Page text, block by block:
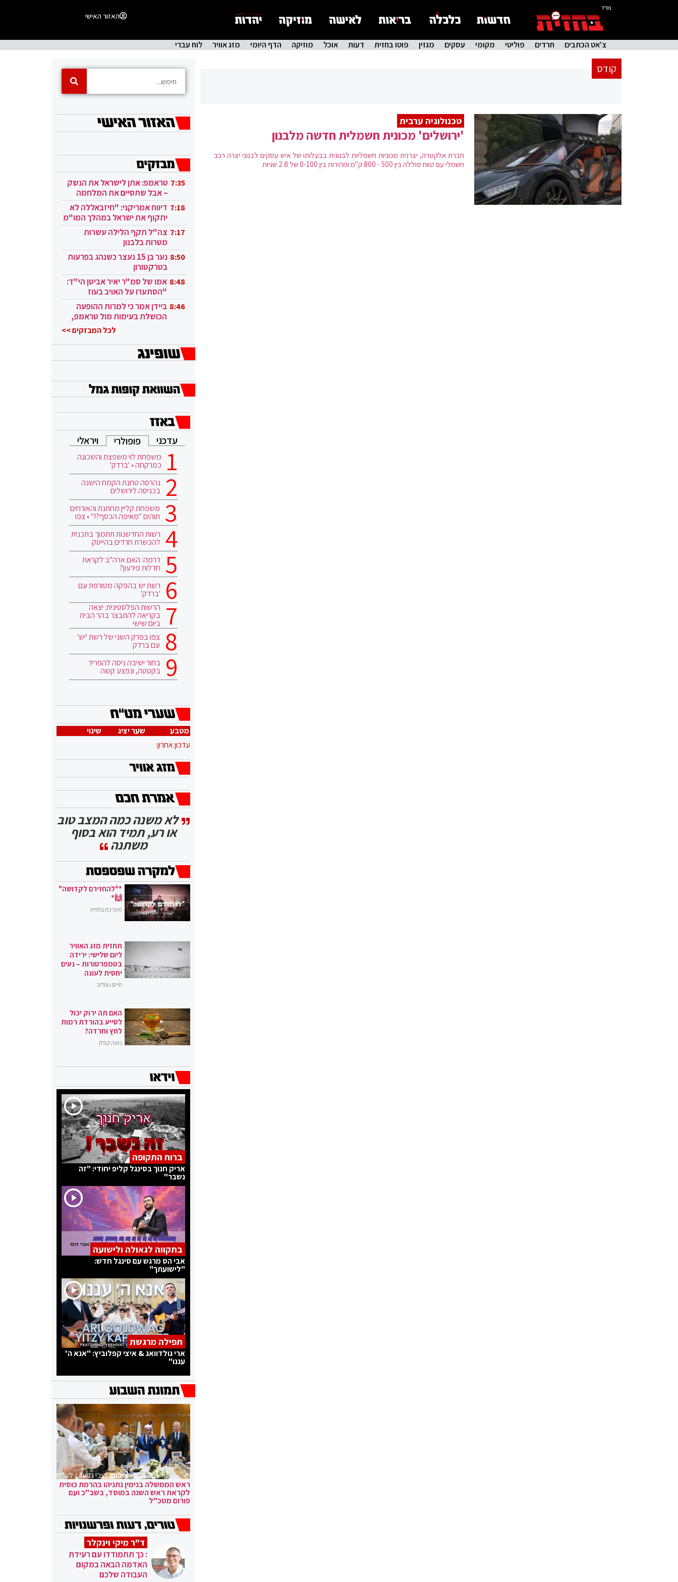
בס"ד
האזור האישי
צ'אט הכתבים חרדים פוליטי מקומי עסקים מגזין פוטו בחזית דעות אוכל מוזיקה הדף היומי מזג אוויר לוח עברי
קודס
טכנולוגיה ערבית
'ירושלים' מכונית חשמלית חדשה מלבנון
חברת אלקטרה, יצרנית מכוניות חשמליות לבנונית בבעלותו של איש עסקים לבנוני יצרה רכב
חשמלי עם טווח סוללה בין 500 - 800 ק"מ ומהירות בין 0-100 של 2.8 שניות
7:35 טראמפ: אתן לישראל את הנשק
– אבל שתסיים את המלחמה
בעזה 7:18 דיווח אמריקני: "חיזבאללה לא
יתקוף את ישראל במהלך המו"מ
בקטאר" 7:17 צה"ל תקף הלילה עשרות
מטרות בלבנון
8:50
נער בן 15 נעצר כשנהג בפרעות
בטרקטורון
8:48 אמו של סמ"ר יאיר אביטן הי"ד:
"הסתערו על האויב בעוז
ובגבורה" 8:46 ביידן אמר כי למרות ההופעה
הכושלת בעימות מול טראמפ,
לכל המבזקים >>
עדכני פופולרי ויראלי
משפחת לוי משפצת והשכונה
כמרקחה • 'ברדק'
נהרסה טחנת הקמח הישנה
בכניסה לירושלים
משפחת קליין מחתנת והאורחים
תוהים "מאיפה הכסף?!" • צפו
רשות החדשנות תתמוך בתכנית
להכשרת חרדים בהייטק
דרמה: האם ארה"ב לקראת
חדלות פירעון?
רשת יש בהפקה מטורפת עם
'ברדק'
הרשות הפלסטינית: יצאה
בקריאה להתבצר בהר הבית
ביום שישי
צפו בפרק השני של רשת 'יש'
עם ברדק
בחור ישיבה ניסה להפריד
בקטטה, ונפצע קשה
מטבע שער יציג
שינוי
עדכון אחרון:
לא משנה כמה המצב טוב
או רע, תמיד הוא בסוף
משתנה
*"להחזירם לקדושה"
🙌*
מערכת בחזית
תחזית מזג האוויר
ליום שלישי: ירידה
בטמפרטורות – נעים
יחסית לעונה
חיים גוטליב
האם תה ירוק יכול
לסייע בהורדת רמות
לחץ וחרדה?
נועה קפלן
ברוח התקופה
אריק חנוך בסינגל קליפ יחודי: "זה
נשבר"
בתקווה לגאולה ולישועה
אבי הס מרגש עם סינגל חדש:
"לישועתך"
תפילה מרגשת
ארי גולדוואג & איצי קפלוביץ: "אנא ה'
עננו"
צילום:קובי גדעון / לע"מ
ראש הממשלה בנימין נתניהו בהרמת כוסית
לקראת ראש השנה במוסד, בשב"כ ועם
פורום מטכ"ל
ד"ר מיקי וינקלר
: כך תתמודדו עם רעידת
האדמה הבאה במקום
העבודה שלכם